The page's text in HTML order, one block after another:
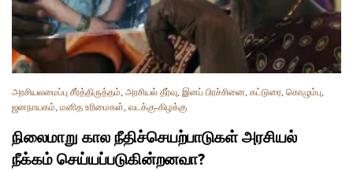
அரசியலமைப்பு சீர்த்திருத்தம், அரசியல் தீர்வு, இனப் பிரச்சினை, கட்டுரை, கொழும்பு,
ஜனநாயகம், மனித உரிமைகள், வடக்கு-கிழக்கு
நிலைமாறு கால நீதிச்செயற்பாடுகள் அரசியல்
நீக்கம் செய்யப்படுகின்றனவா?